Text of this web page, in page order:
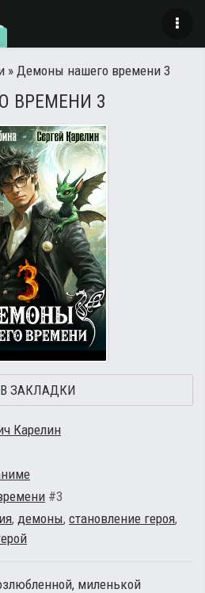
» Демоны нашего времени 3
ВРЕМЕНИ 3
В ЗАКЛАДКИ
Карелин
#3
, демоны, становление героя,
миленькой